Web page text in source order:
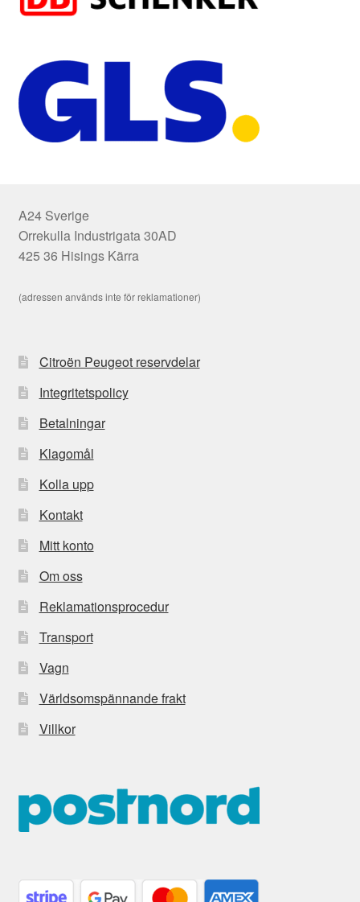
A24 Sverige
Orrekulla Industrigata 30AD
425 36 Hisings Kärra
(adressen används inte för reklamationer)
Citroën Peugeot reservdelar
Integritetspolicy
Betalningar
Klagomål
Kolla upp
Kontakt
Mitt konto
Om oss
Reklamationsprocedur
Transport
Vagn
Världsomspännande frakt
Villkor